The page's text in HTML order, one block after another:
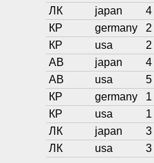
ЛК
japan 4
КР
germany 2
КР
usa 2
АВ
japan 4
АВ
usa 5
КР
germany 1
КР
usa 1
ЛК
japan 3
ЛК
usa 3